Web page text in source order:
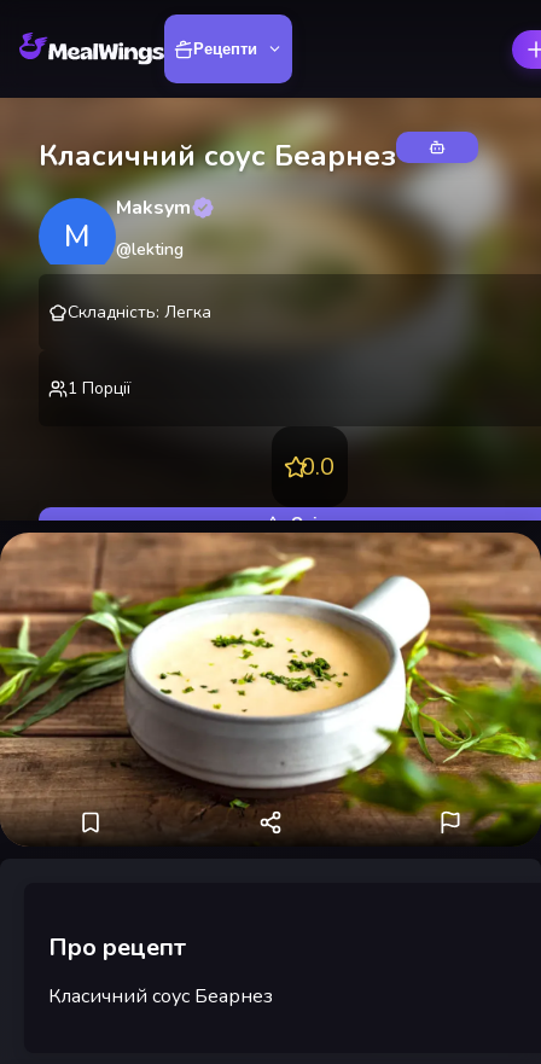
Рецепти
Класичний соус Беарнез
M
Maksym
@lekting
Складність: Легка
1 Порції
0.0
Оцінити
Про рецепт
Класичний соус Беарнез